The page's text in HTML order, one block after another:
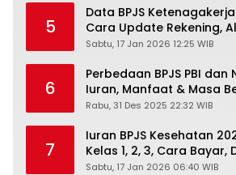
5
Data BPJS
Cara Update Rekening,
Sabtu, 17 Jan 2026 12:25 WIB
6
Perbedaan BPJS PBI dan
Iuran, Manfaat & Masa
2026
Rabu, 31 Des 2025 22:32 WIB
7
Iuran BPJS Kesehatan
Kelas 1, 2, 3, Cara Bayar,
Panduan Lengkap Peserta
Sabtu, 17 Jan 2026 06:40 WIB